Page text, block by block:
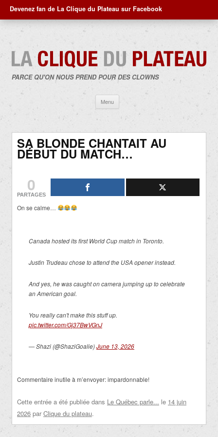
Devenez fan de La Clique du Plateau sur Facebook
PARCE QU'ON NOUS PREND POUR DES CLOWNS
Menu
contenu
SA BLONDE CHANTAIT AU
DÉBUT DU MATCH…
0
PARTAGES
On se calme…
Canada hosted its first World Cup match in Toronto.
Justin Trudeau chose to attend the USA opener instead.
And yes, he was caught on camera jumping up to celebrate
an American goal.
You really can't make this stuff up.
pic.twitter.com/Gj37BwVGnJ
— Shazi (@ShaziGoalie)June 13, 2026
Commentaire inutile à m’envoyer: impardonnable!
Cette entrée a été publiée dans Le Québec parle... le 14 juin
2026 par Clique du plateau.